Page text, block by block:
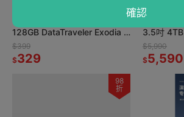
確認
~協明~ Kingston 金士頓
128GB DataTraveler Exodia S
DTXS USB3.2 隨身碟
$399
$329
Seagate
3.5吋
$5,990
$5,590
98
折